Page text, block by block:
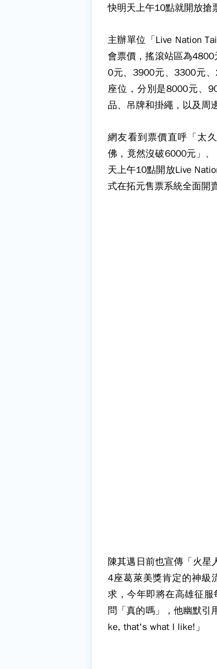
快明天上午10點就開放搶
主辦單位「Live Nation
會票價，搖滾站區為
0元、3900元、3300元
座位，分別是8000元、
品、吊牌和掛繩，以及周
網友看到票價直呼「太
佛，竟然沒破6000元」、
天上午10點開放Live
式在拓元售票系統全面開
陳其邁日前也宣傳「火星
4座葛萊美獎肯定的神級
求，今年即將在高雄征
問「真的嗎」，他幽默引
ke, that's what I like!」